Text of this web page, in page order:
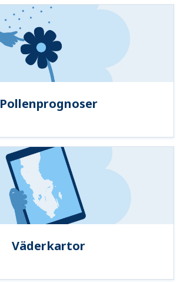
Pollenprognoser
Väderkartor